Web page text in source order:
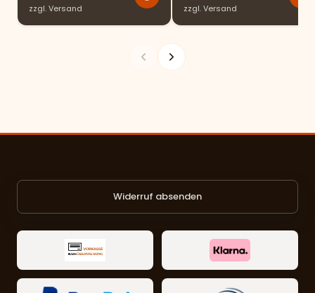
zzgl.Versand
zzgl.Versand
Widerruf absenden